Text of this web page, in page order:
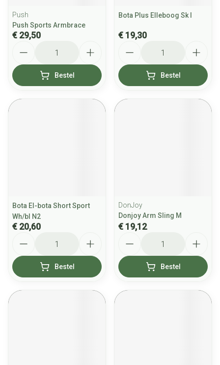
Push
Push Sports Armbrace
€ 29,50
Bestel
Bota Plus Elleboog Sk l
€ 19,30
Bestel
Bota El-bota Short Sport
Wh/bl N2
€ 20,60
Bestel
DonJoy
Donjoy Arm Sling M
€ 19,12
Bestel